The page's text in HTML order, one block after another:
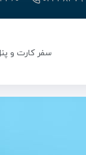
سفر کارت و